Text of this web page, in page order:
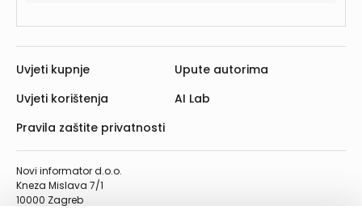
Novi informator d.o.o.
Kneza Mislava 7/1
10000 Zagreb
Uvjeti kupnje
Uvjeti korištenja
Pravila zaštite privatnosti
Upute autorima
AI Lab